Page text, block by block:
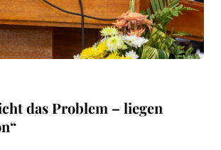
das Problem – liegen